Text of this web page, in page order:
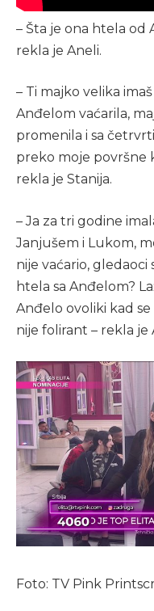
– Šta je ona htela od
rekla je Aneli.
– Ti majko velika
Anđelom vaćarila,
promenila i sa
preko moje površne
rekla je Stanija.
– Ja za tri godine
Janjušem i Lukom,
nije vaćario, gledaoci
htela sa Anđelom?
Anđelo ovoliki kad
nije folirant – rekla je
Foto: TV Pink